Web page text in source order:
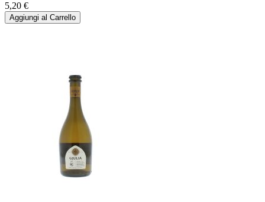
5,20 €
Aggiungi al Carrello